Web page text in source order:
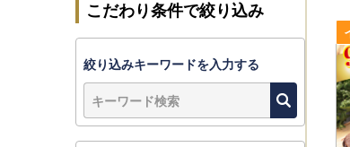
こだわり条件で絞り込み
絞り込みキーワードを入力する